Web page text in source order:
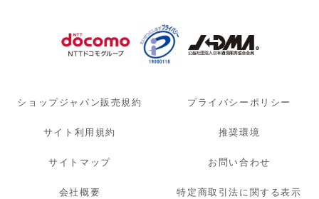
ショップジャパン販売規約 プライバシーポリシー
サイト利用規約 推奨環境
サイトマップ お問い合わせ
会社概要 特定商取引法に関する表示